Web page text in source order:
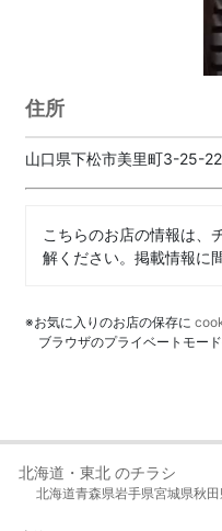
住所
山口県下松市美里町3-25-22
こちらのお店の情報は、
解ください。掲載情報に
※お気に入りのお店の保存に
ブラウザのプライベートモー
北海道・東北 のチラシ
北海道青森県岩手県宮城県秋